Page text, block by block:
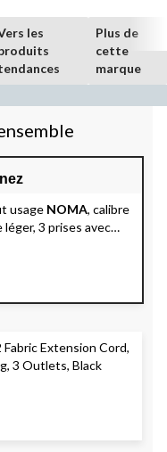
les
Plus de
cette
marque
usage NOMA, calibre
léger, 3 prises avec
blanc
Extension Cord,
3 Outlets, Black